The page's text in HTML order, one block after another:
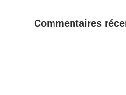
Commentaires